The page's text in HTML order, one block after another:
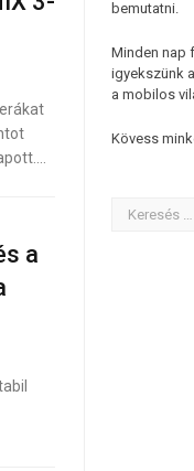
a
bemutatni.
Minden nap
igyekszünk
a mobilos
Kövess